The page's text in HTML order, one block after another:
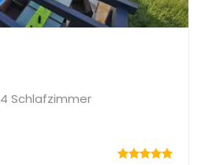
4 Schlafzimmer